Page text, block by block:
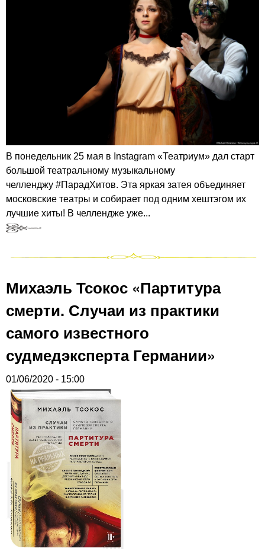
В понедельник 25 мая в Instagram «Театриум» дал старт
большой театральному музыкальному
челленджу #ПарадХитов. Эта яркая затея объединяет
московские театры и собирает под одним хештэгом их
лучшие хиты! В челлендже уже...
Михаэль Тсокос «Партитура
смерти. Случаи из практики
самого известного
судмедэксперта Германии»
01/06/2020 - 15:00